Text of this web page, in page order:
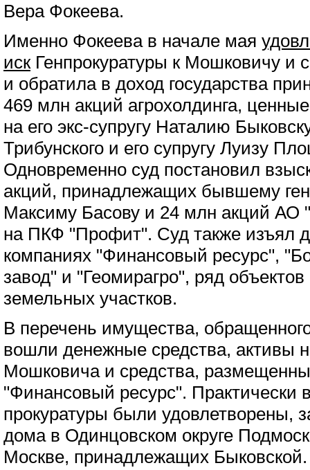
Вера Фокеева.
Именно Фокеева в начале мая
искГенпрокуратуры к Мошковичу и
и обратила в доход государства
469 млн акций агрохолдинга,
на его экс-супругу Наталию
Трибунского и его супругу Луизу
Одновременно суд постановил
акций, принадлежащих бывшему
Максиму Басову и 24 млн акций
на ПКФ "Профит". Суд также изъял
компаниях "Финансовый ресурс",
завод" и "Геомирагро", ряд
земельных участков.
В перечень имущества,
вошли денежные средства, активы
Мошковича и средства,
"Финансовый ресурс". Практически
прокуратуры были удовлетворены,
дома в Одинцовском округе
Москве, принадлежащих Быковской.